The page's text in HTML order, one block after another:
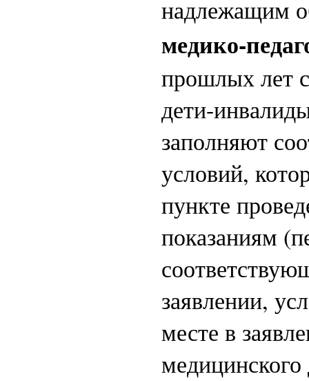
надлежащим
медико-
прошлых лет
дети-
заполняют
условий,
пункте
показаниям
заявлении,
месте в